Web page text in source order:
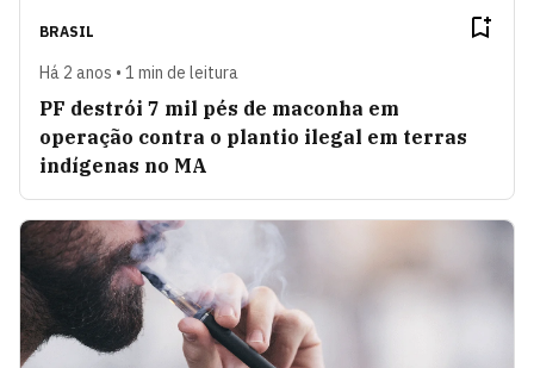
BRASIL
Há 2 anos • 1 min de leitura
PF destrói 7 mil pés de maconha em
operação contra o plantio ilegal em terras
indígenas no MA